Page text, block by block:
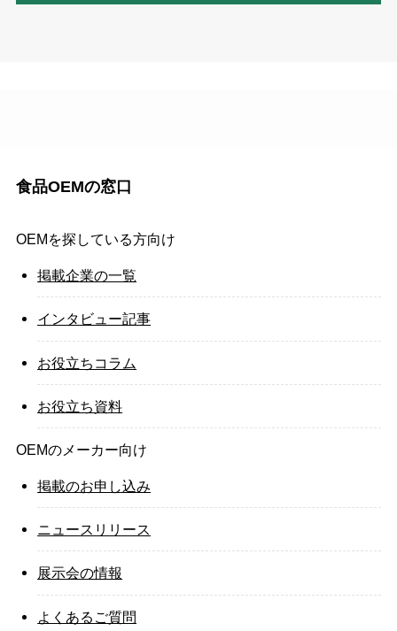
食品OEMの窓口
OEMを探している方向け
掲載企業の一覧
インタビュー記事
お役立ちコラム
お役立ち資料
OEMのメーカー向け
掲載のお申し込み
ニュースリリース
展示会の情報
よくあるご質問